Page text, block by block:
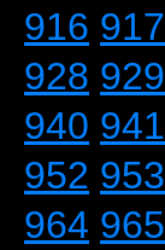
916 917
928 929
940 941
952 953
964 965